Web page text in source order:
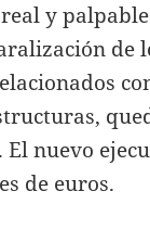
y
de
nuevo
de euros.